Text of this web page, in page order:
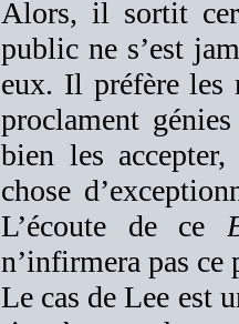
Alors, il sortit
public ne s’est
eux. Il préfère les
proclament
bien les
chose
L’écoute de ce
n’infirmera pas ce
Le cas de Lee est